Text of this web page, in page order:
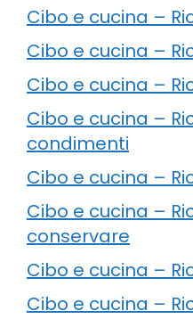
Cibo e cucina –
Cibo e cucina –
Cibo e cucina –
Cibo e cucina –
condimenti
Cibo e cucina –
Cibo e cucina –
conservare
Cibo e cucina –
Cibo e cucina –